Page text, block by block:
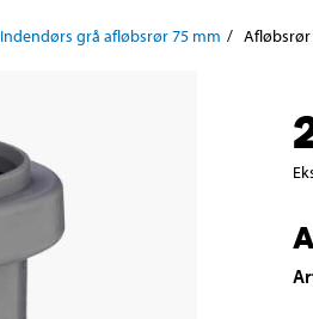
Indendørs grå afløbsrør 75 mm Afløbsrør